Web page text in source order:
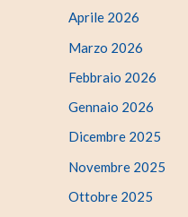
Aprile 2026
Marzo 2026
Febbraio 2026
Gennaio 2026
Dicembre 2025
Novembre 2025
Ottobre 2025